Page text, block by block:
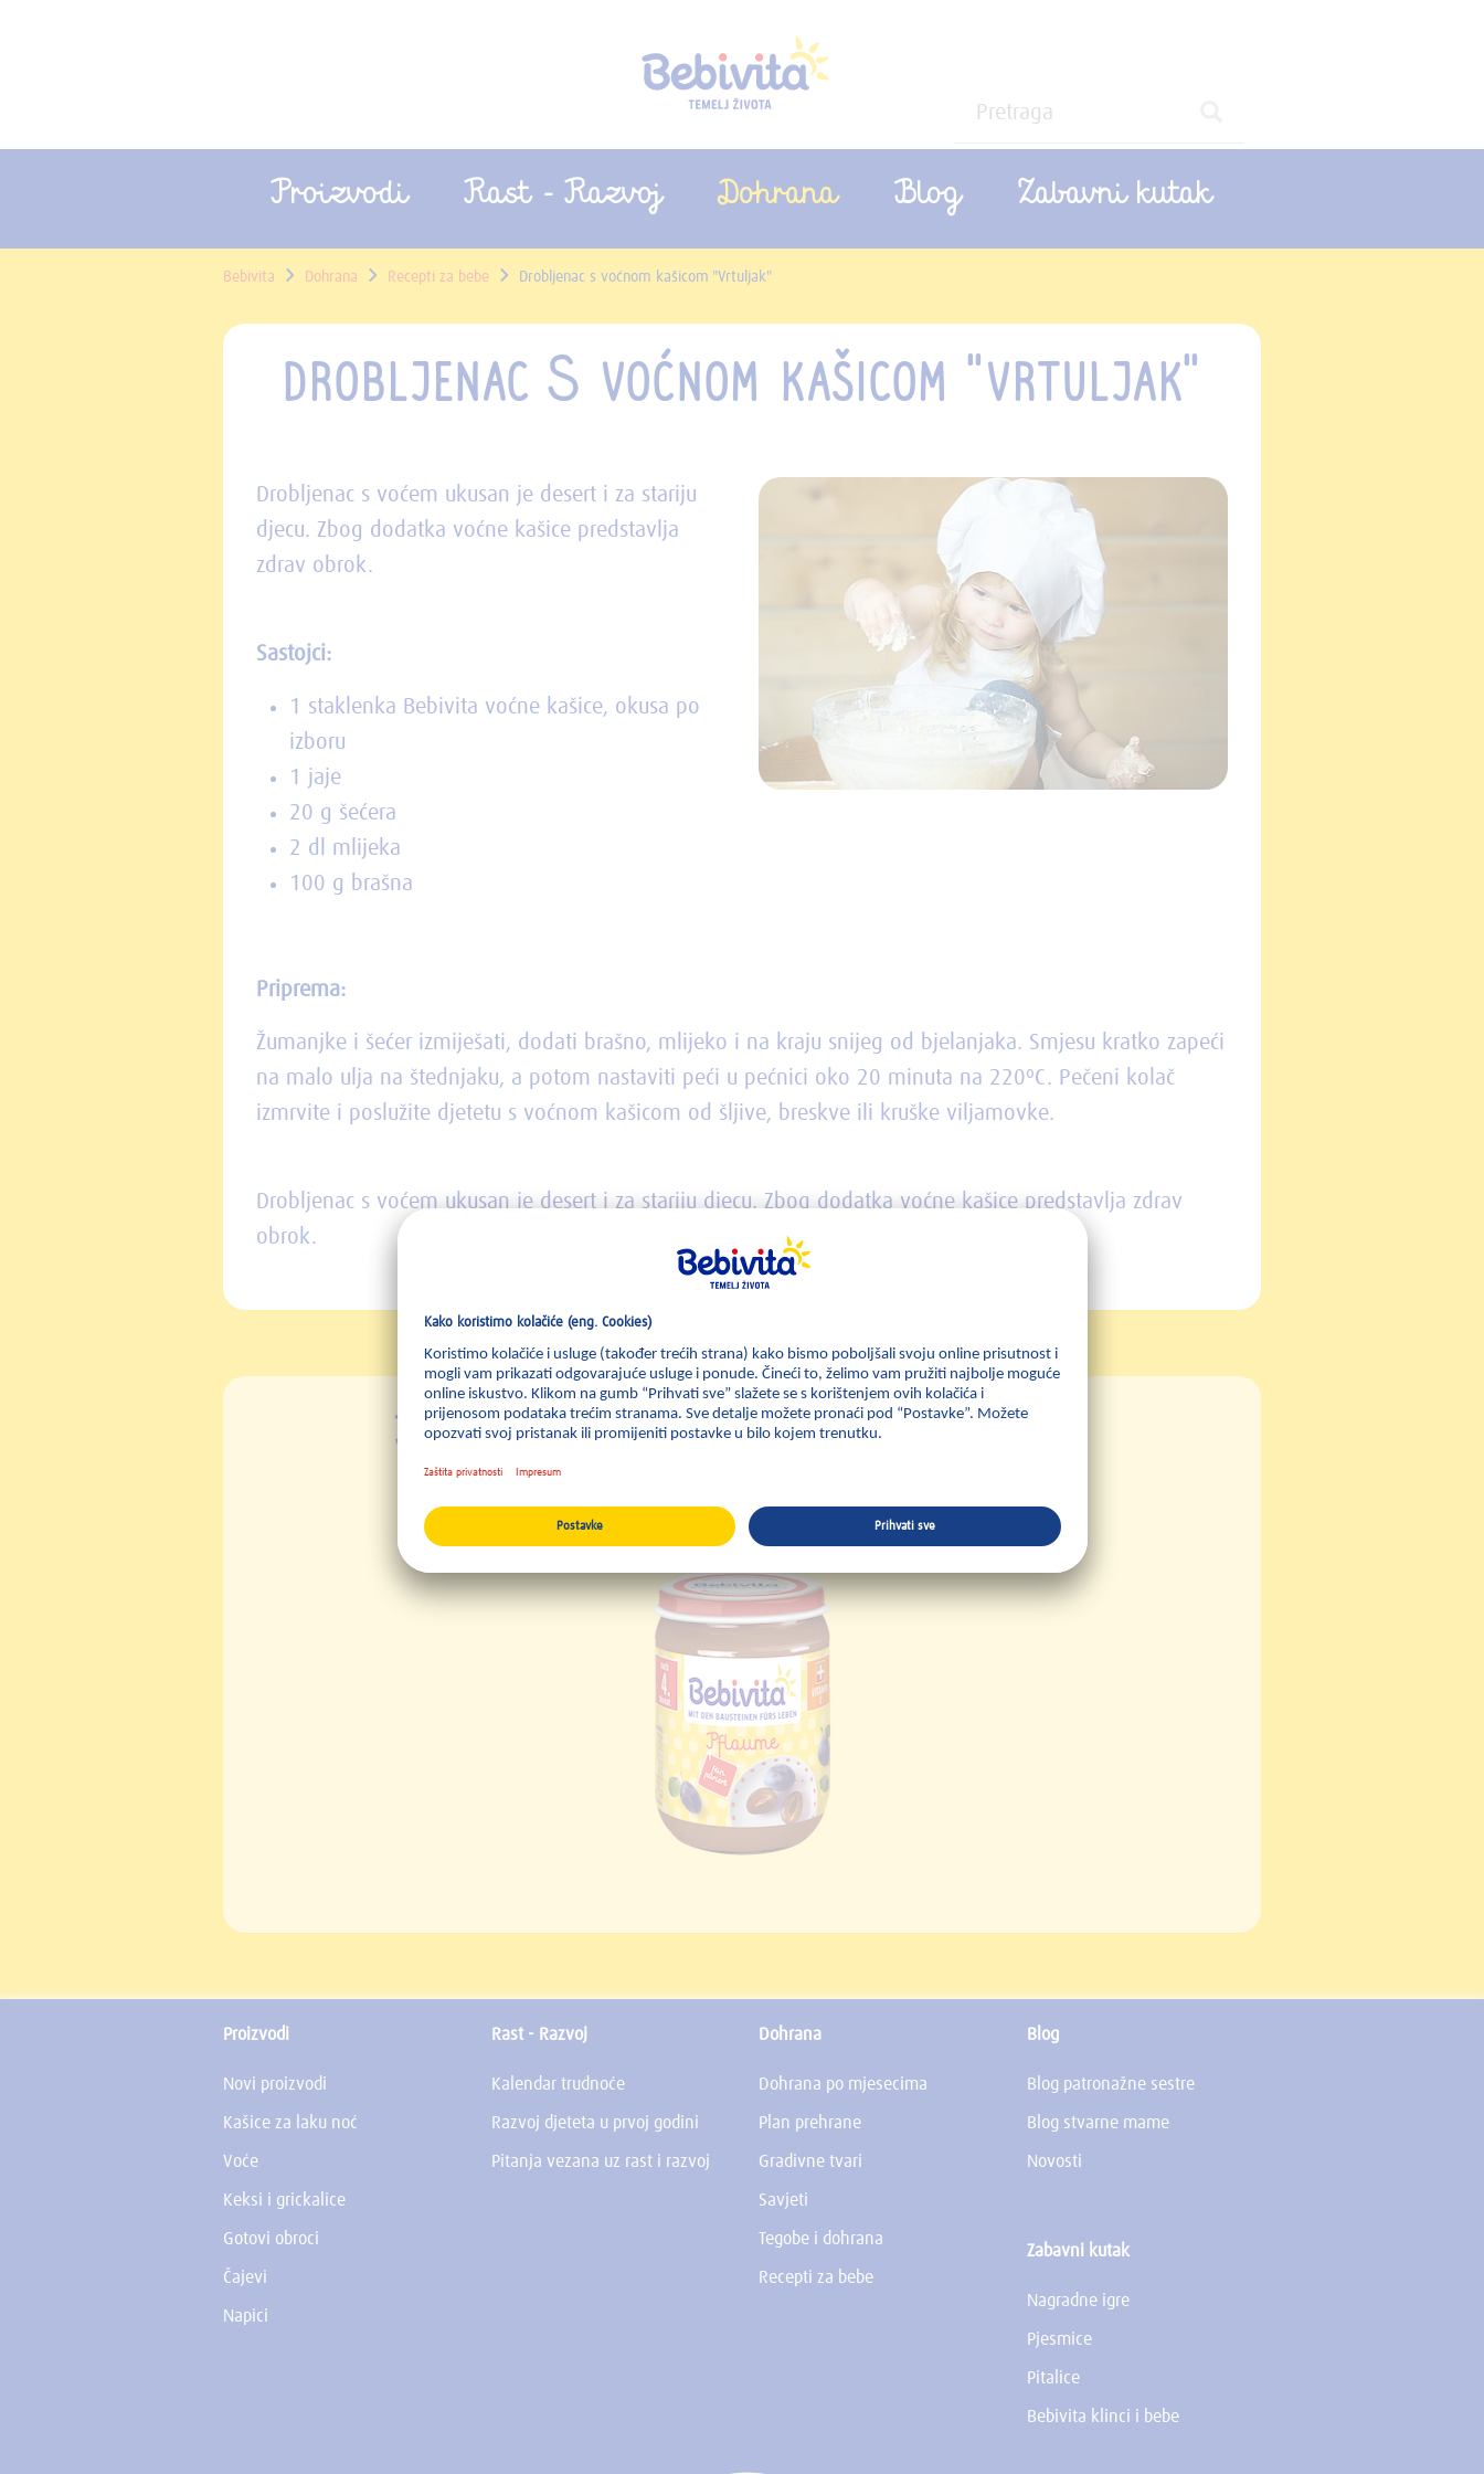
Proizvodi Rast - Razvoj Dohrana Blog Zabavni kutak
Bebivita Dohrana Recepti za bebe Drobljenac s voćnom kašicom "Vrtuljak"
DROBLJENAC S VOĆNOM KAŠICOM "VRTULJAK"
Drobljenac s voćem ukusan je desert i za stariju
djecu. Zbog dodatka voćne kašice predstavlja
zdrav obrok.
Sastojci:
1 staklenka Bebivita voćne kašice, okusa po
izboru
1 jaje
20 g šećera
2 dl mlijeka
100 g brašna
Priprema:
Žumanjke i šećer izmiješati, dodati brašno, mlijeko i na kraju snijeg od bjelanjaka. Smjesu kratko zapeći
na malo ulja na štednjaku, a potom nastaviti peći u pećnici oko 20 minuta na 220ºC. Pečeni kolač
izmrvite i poslužite djetetu s voćnom kašicom od šljive, breskve ili kruške viljamovke.
Drobljenac s voćem ukusan je desert i za stariju djecu. Zbog dodatka voćne kašice predstavlja zdrav
obrok.
Potrebni sastojci za pripravu jela:
Proizvodi
Novi proizvodi
Kašice za laku noć
Voće
Keksi i grickalice
Gotovi obroci
Čajevi
Napici
Rast - Razvoj
Kalendar trudnoće
Razvoj djeteta u prvoj godini
Pitanja vezana uz rast i razvoj
Dohrana
Dohrana po mjesecima
Plan prehrane
Gradivne tvari
Savjeti
Tegobe i dohrana
Recepti za bebe
Blog
Blog patronažne sestre
Blog stvarne mame
Novosti
Zabavni kutak
Nagradne igre
Pjesmice
Pitalice
Bebivita klinci i bebe